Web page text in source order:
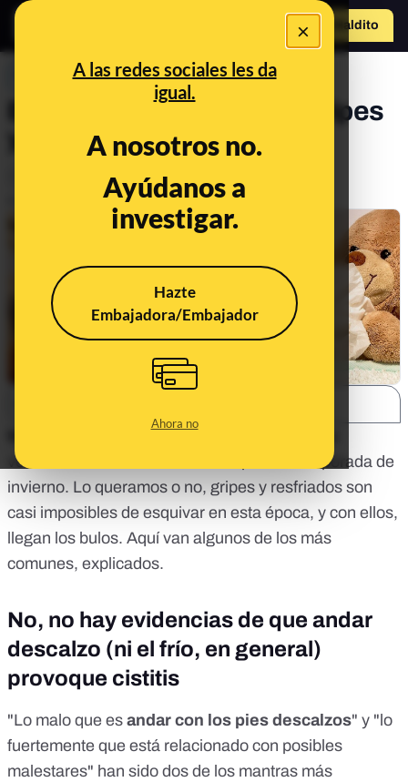
×
A las redes sociales les da
igual.
A nosotros no.
Ayúdanos a
investigar.
Hazte
Embajadora/Embajador
Ahora no
Hazte Maldito
PREBUNKING
Bulos y mitos sobre frío, gripes
y mocos
Jan 22, 2020, 8:13:00 PM
verdaderos accesorios de moda para la temporada de
invierno. Lo queramos o no, gripes y resfriados son
casi imposibles de esquivar en esta época, y con ellos,
llegan los bulos. Aquí van algunos de los más
comunes, explicados.
No, no hay evidencias de que andar
descalzo (ni el frío, en general)
provoque cistitis
"Lo malo que es andar con los pies descalzos" y "lo
fuertemente que está relacionado con posibles
malestares" han sido dos de los mantras más